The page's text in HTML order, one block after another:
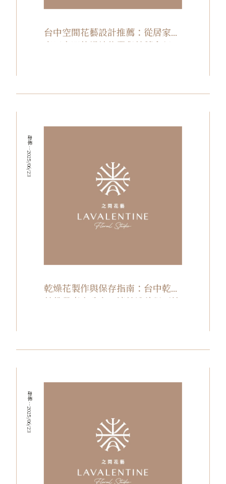
台中空間花藝設計推薦：從居家到
乾燥花製作與保存指南：台中乾燥
發佈：2025/06/23
發佈：2025/06/23